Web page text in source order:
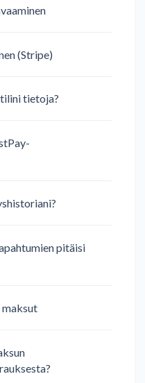
(Stripe)
tietoja?
pitäisi
maksut